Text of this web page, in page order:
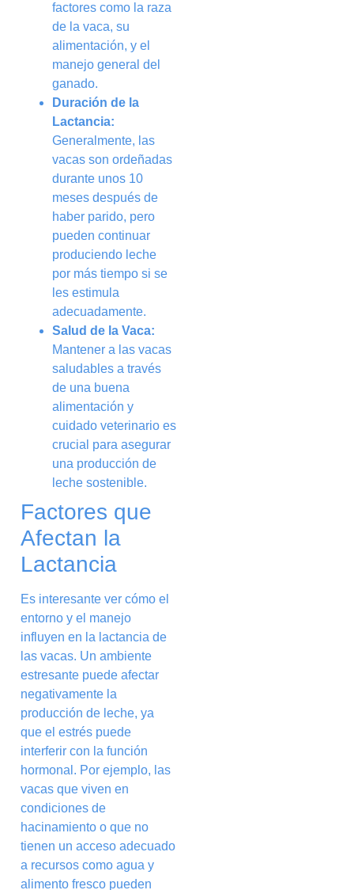
factores como la raza
de la vaca, su
alimentación, y el
manejo general del
ganado.
Duración de la
Lactancia:
Generalmente, las
vacas son ordeñadas
durante unos 10
meses después de
haber parido, pero
pueden continuar
produciendo leche
por más tiempo si se
les estimula
adecuadamente.
Salud de la Vaca:
Mantener a las vacas
saludables a través
de una buena
alimentación y
cuidado veterinario es
crucial para asegurar
una producción de
leche sostenible.
Factores que
Afectan la
Lactancia
Es interesante ver cómo el
entorno y el manejo
influyen en la lactancia de
las vacas. Un ambiente
estresante puede afectar
negativamente la
producción de leche, ya
que el estrés puede
interferir con la función
hormonal. Por ejemplo, las
vacas que viven en
condiciones de
hacinamiento o que no
tienen un acceso adecuado
a recursos como agua y
alimento fresco pueden